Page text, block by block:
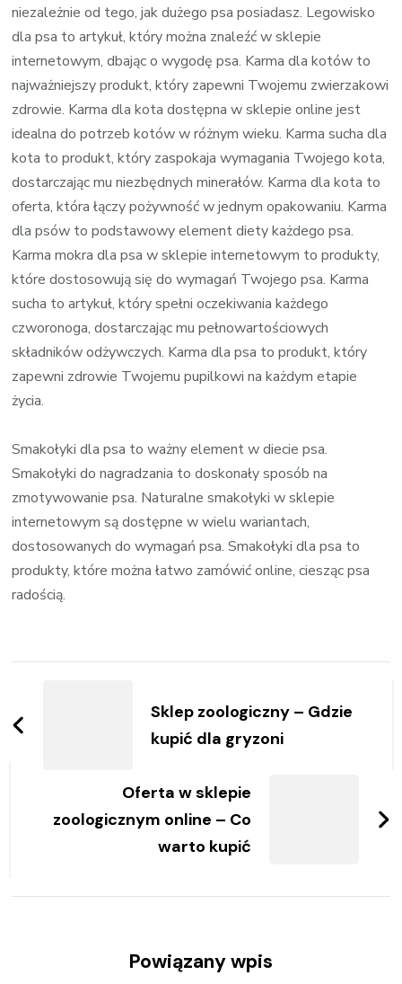
niezależnie od tego, jak dużego psa posiadasz. Legowisko
dla psa to artykuł, który można znaleźć w sklepie
internetowym, dbając o wygodę psa. Karma dla kotów to
najważniejszy produkt, który zapewni Twojemu zwierzakowi
zdrowie. Karma dla kota dostępna w sklepie online jest
idealna do potrzeb kotów w różnym wieku. Karma sucha dla
kota to produkt, który zaspokaja wymagania Twojego kota,
dostarczając mu niezbędnych minerałów. Karma dla kota to
oferta, która łączy pożywność w jednym opakowaniu. Karma
dla psów to podstawowy element diety każdego psa.
Karma mokra dla psa w sklepie internetowym to produkty,
które dostosowują się do wymagań Twojego psa. Karma
sucha to artykuł, który spełni oczekiwania każdego
czworonoga, dostarczając mu pełnowartościowych
składników odżywczych. Karma dla psa to produkt, który
zapewni zdrowie Twojemu pupilkowi na każdym etapie
życia.
Smakołyki dla psa to ważny element w diecie psa.
Smakołyki do nagradzania to doskonały sposób na
zmotywowanie psa. Naturalne smakołyki w sklepie
internetowym są dostępne w wielu wariantach,
dostosowanych do wymagań psa. Smakołyki dla psa to
produkty, które można łatwo zamówić online, ciesząc psa
radością.
wpisy
Sklep zoologiczny – Gdzie
kupić dla gryzoni
Oferta w sklepie
zoologicznym online – Co
warto kupić
Powiązany wpis